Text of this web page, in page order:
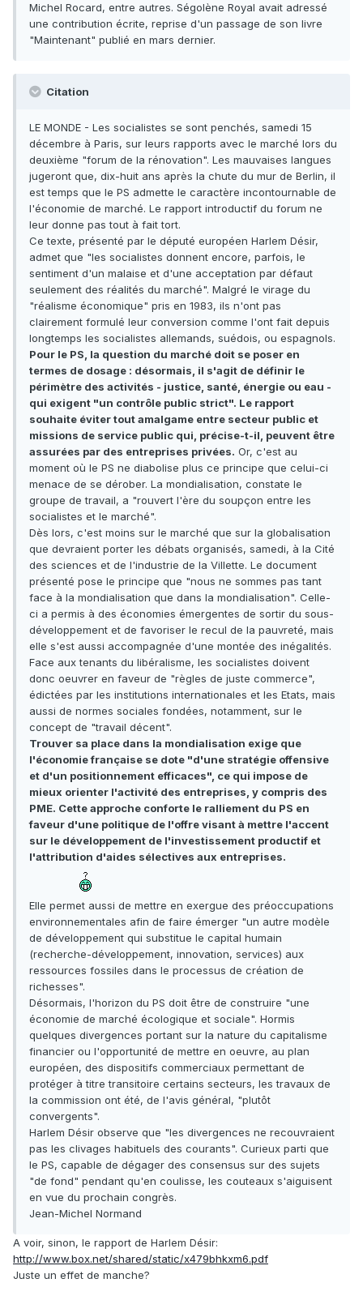
Michel Rocard, entre autres. Ségolène Royal avait adressé
une contribution écrite, reprise d'un passage de son livre
"Maintenant" publié en mars dernier.
Citation
LE MONDE - Les socialistes se sont penchés, samedi 15
décembre à Paris, sur leurs rapports avec le marché lors du
deuxième "forum de la rénovation". Les mauvaises langues
jugeront que, dix-huit ans après la chute du mur de Berlin, il
est temps que le PS admette le caractère incontournable de
l'économie de marché. Le rapport introductif du forum ne
leur donne pas tout à fait tort.
Ce texte, présenté par le député européen Harlem Désir,
admet que "les socialistes donnent encore, parfois, le
sentiment d'un malaise et d'une acceptation par défaut
seulement des réalités du marché". Malgré le virage du
"réalisme économique" pris en 1983, ils n'ont pas
clairement formulé leur conversion comme l'ont fait depuis
longtemps les socialistes allemands, suédois, ou espagnols.
Pour le PS, la question du marché doit se poser en
termes de dosage : désormais, il s'agit de définir le
périmètre des activités - justice, santé, énergie ou eau -
qui exigent "un contrôle public strict". Le rapport
souhaite éviter tout amalgame entre secteur public et
missions de service public qui, précise-t-il, peuvent être
assurées par des entreprises privées. Or, c'est au
moment où le PS ne diabolise plus ce principe que celui-ci
menace de se dérober. La mondialisation, constate le
groupe de travail, a "rouvert l'ère du soupçon entre les
socialistes et le marché".
Dès lors, c'est moins sur le marché que sur la globalisation
que devraient porter les débats organisés, samedi, à la Cité
des sciences et de l'industrie de la Villette. Le document
présenté pose le principe que "nous ne sommes pas tant
face à la mondialisation que dans la mondialisation". Celle-
ci a permis à des économies émergentes de sortir du sous-
développement et de favoriser le recul de la pauvreté, mais
elle s'est aussi accompagnée d'une montée des inégalités.
Face aux tenants du libéralisme, les socialistes doivent
donc oeuvrer en faveur de "règles de juste commerce",
édictées par les institutions internationales et les Etats, mais
aussi de normes sociales fondées, notamment, sur le
concept de "travail décent".
Trouver sa place dans la mondialisation exige que
l'économie française se dote "d'une stratégie offensive
et d'un positionnement efficaces", ce qui impose de
mieux orienter l'activité des entreprises, y compris des
PME. Cette approche conforte le ralliement du PS en
faveur d'une politique de l'offre visant à mettre l'accent
sur le développement de l'investissement productif et
l'attribution d'aides sélectives aux entreprises.
Elle permet aussi de mettre en exergue des préoccupations
environnementales afin de faire émerger "un autre modèle
de développement qui substitue le capital humain
(recherche-développement, innovation, services) aux
ressources fossiles dans le processus de création de
richesses".
Désormais, l'horizon du PS doit être de construire "une
économie de marché écologique et sociale". Hormis
quelques divergences portant sur la nature du capitalisme
financier ou l'opportunité de mettre en oeuvre, au plan
européen, des dispositifs commerciaux permettant de
protéger à titre transitoire certains secteurs, les travaux de
la commission ont été, de l'avis général, "plutôt
convergents".
Harlem Désir observe que "les divergences ne recouvraient
pas les clivages habituels des courants". Curieux parti que
le PS, capable de dégager des consensus sur des sujets
"de fond" pendant qu'en coulisse, les couteaux s'aiguisent
en vue du prochain congrès.
Jean-Michel Normand
A voir, sinon, le rapport de Harlem Désir:
http://www.box.net/shared/static/x479bhkxm6.pdf
Juste un effet de manche?